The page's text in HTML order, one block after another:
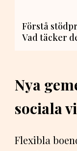
Förstå
Vad täcker
Nya
sociala
Flexibla